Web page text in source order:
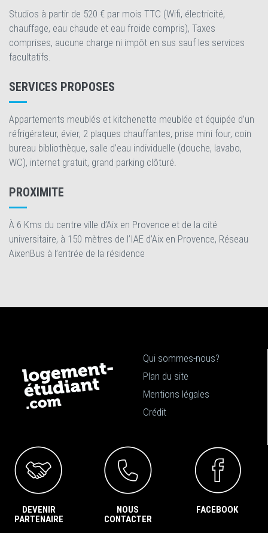
Studios à partir de 520 € par mois TTC (Wifi, électricité,
chauffage, eau chaude et eau froide compris), Taxes
comprises, aucune charge ni impôt en sus sauf les services
facultatifs.
SERVICES PROPOSES
Appartements meublés et kitchenette meublée et équipée d’un
réfrigérateur, évier, 2 plaques chauffantes, prise mini four, coin
bureau bibliothèque, salle d’eau individuelle (douche, lavabo,
WC), internet gratuit, grand parking clôturé.
PROXIMITE
À 6 Kms du centre ville d’Aix en Provence et de la cité
universitaire, à 150 mètres de l’IAE d’Aix en Provence, Réseau
AixenBus à l’entrée de la résidence
Qui sommes-nous?
Plan du site
Mentions légales
Crédit
DEVENIR
PARTENAIRE
NOUS
CONTACTER
FACEBOOK